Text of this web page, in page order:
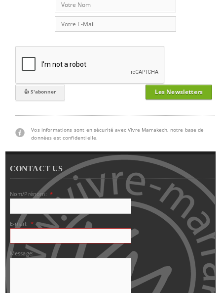
Les Newsletters
Vos informations sont en sécurité avec Vivre Marrakech, notre base de
données est confidentielle.
CONTACT US
Nom/Prénom: *
E-mail: *
Message: